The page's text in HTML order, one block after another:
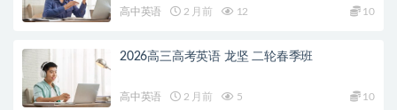
高中英语 2 月前 12 10
2026高三高考英语 龙坚 二轮春季班
高中英语 2 月前 5 10